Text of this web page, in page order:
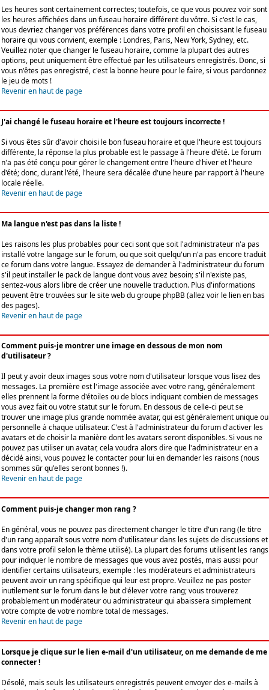
Les heures sont certainement correctes; toutefois, ce que vous pouvez voir sont
les heures affichées dans un fuseau horaire différent du vôtre. Si c'est le cas,
vous devriez changer vos préférences dans votre profil en choisissant le fuseau
horaire qui vous convient, exemple : Londres, Paris, New York, Sydney, etc.
Veuillez noter que changer le fuseau horaire, comme la plupart des autres
options, peut uniquement être effectué par les utilisateurs enregistrés. Donc, si
vous n'êtes pas enregistré, c'est la bonne heure pour le faire, si vous pardonnez
le jeu de mots !
Revenir en haut de page
J'ai changé le fuseau horaire et l'heure est toujours incorrecte !
Si vous êtes sûr d'avoir choisi le bon fuseau horaire et que l'heure est toujours
différente, la réponse la plus probable est le passage à l'heure d'été. Le forum
n'a pas été conçu pour gérer le changement entre l'heure d'hiver et l'heure
d'été; donc, durant l'été, l'heure sera décalée d'une heure par rapport à l'heure
locale réelle.
Revenir en haut de page
Ma langue n'est pas dans la liste !
Les raisons les plus probables pour ceci sont que soit l'administrateur n'a pas
installé votre langage sur le forum, ou que soit quelqu'un n'a pas encore traduit
ce forum dans votre langue. Essayez de demander à l'administrateur du forum
s'il peut installer le pack de langue dont vous avez besoin; s'il n'existe pas,
sentez-vous alors libre de créer une nouvelle traduction. Plus d'informations
peuvent être trouvées sur le site web du groupe phpBB (allez voir le lien en bas
des pages).
Revenir en haut de page
Comment puis-je montrer une image en dessous de mon nom
d'utilisateur ?
Il peut y avoir deux images sous votre nom d'utilisateur lorsque vous lisez des
messages. La première est l'image associée avec votre rang, généralement
elles prennent la forme d'étoiles ou de blocs indiquant combien de messages
vous avez fait ou votre statut sur le forum. En dessous de celle-ci peut se
trouver une image plus grande nommée avatar, qui est généralement unique ou
personnelle à chaque utilisateur. C'est à l'administrateur du forum d'activer les
avatars et de choisir la manière dont les avatars seront disponibles. Si vous ne
pouvez pas utiliser un avatar, cela voudra alors dire que l'administrateur en a
décidé ainsi, vous pouvez le contacter pour lui en demander les raisons (nous
sommes sûr qu'elles seront bonnes !).
Revenir en haut de page
Comment puis-je changer mon rang ?
En général, vous ne pouvez pas directement changer le titre d'un rang (le titre
d'un rang apparaît sous votre nom d'utilisateur dans les sujets de discussions et
dans votre profil selon le thème utilisé). La plupart des forums utilisent les rangs
pour indiquer le nombre de messages que vous avez postés, mais aussi pour
identifier certains utilisateurs, exemple : les modérateurs et administrateurs
peuvent avoir un rang spécifique qui leur est propre. Veuillez ne pas poster
inutilement sur le forum dans le but d'élever votre rang; vous trouverez
probablement un modérateur ou administrateur qui abaissera simplement
votre compte de votre nombre total de messages.
Revenir en haut de page
Lorsque je clique sur le lien e-mail d'un utilisateur, on me demande de me
connecter !
Désolé, mais seuls les utilisateurs enregistrés peuvent envoyer des e-mails à